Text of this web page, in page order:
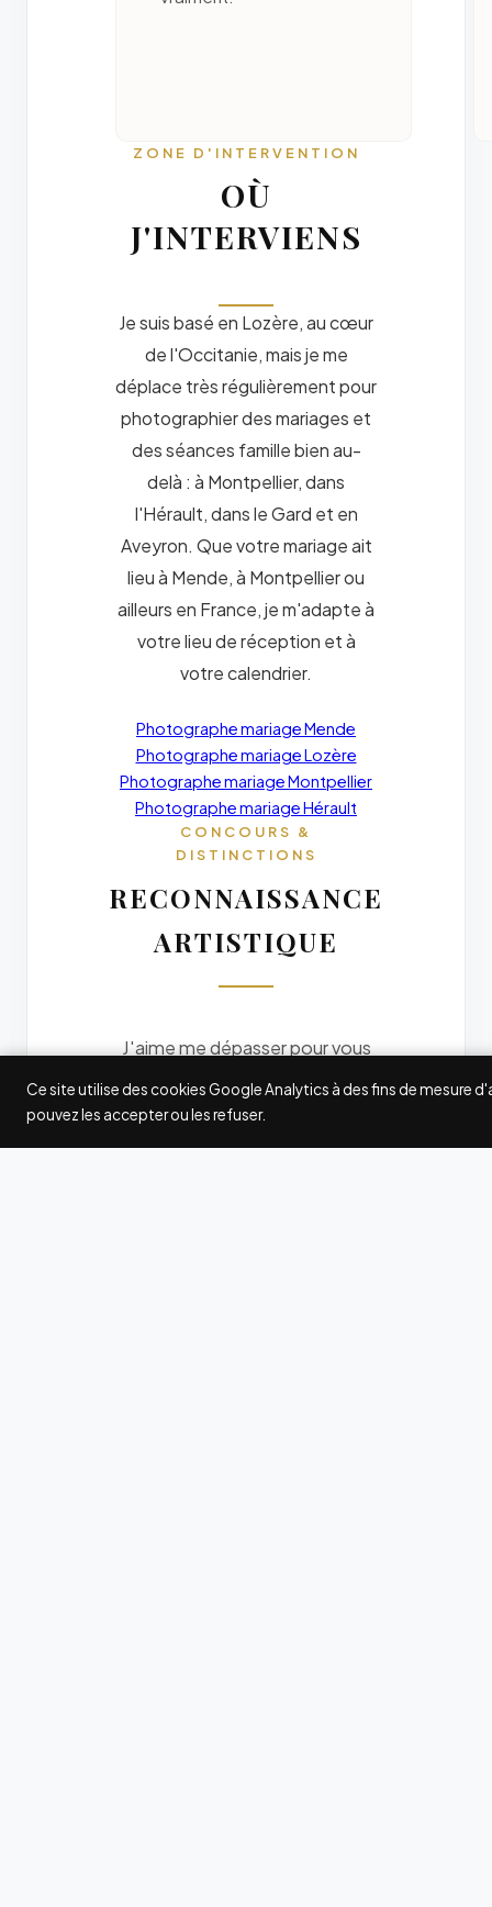
ZONE D'INTERVENTION
OÙ
J'INTERVIENS
Je suis basé en Lozère, au cœur
de l'Occitanie, mais je me
déplace très régulièrement pour
photographier des mariages et
des séances famille bien au-
delà : à Montpellier, dans
l'Hérault, dans le Gard et en
Aveyron. Que votre mariage ait
lieu à Mende, à Montpellier ou
ailleurs en France, je m'adapte à
votre lieu de réception et à
votre calendrier.
Photographe mariage Mende
Photographe mariage Lozère
Photographe mariage Montpellier
Photographe mariage Hérault
CONCOURS &
DISTINCTIONS
RECONNAISSANCE
ARTISTIQUE
J'aime me dépasser pour vous
offrir des photos originales. Je
participe à quelques grands
concours internationaux de
Ce site utilise des cookies Google Analytics à des fins de mesure
pouvez les accepter ou les refuser.